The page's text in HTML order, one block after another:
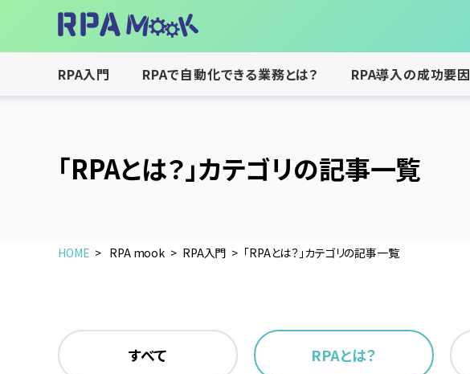
RPA入門 RPAで自動化できる業務とは？ RPA導入の成功要因
「RPAとは？」カテゴリの記事一覧
HOME RPA mook RPA入門 「RPAとは？」カテゴリの記事一覧
すべて RPAとは？